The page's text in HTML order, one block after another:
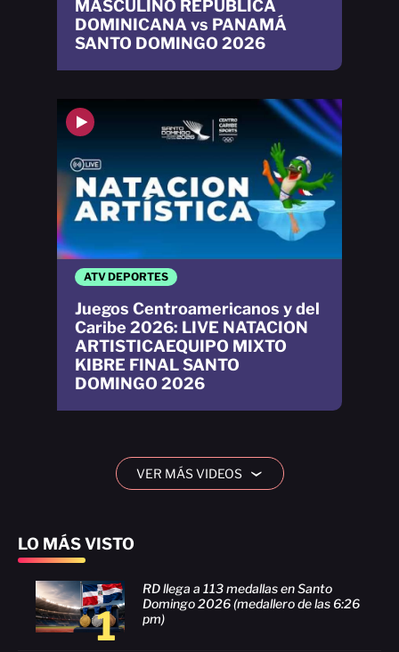
LO MÁS VISTO
1
RD llega a 113 medallas en Santo
Domingo 2026 (medallero de las 6:26
pm)
ATV DEPORTES
Juegos Centroamericanos y del
Caribe 2026: LIVE NATACION
ARTISTICAEQUIPO MIXTO
KIBRE FINAL SANTO
DOMINGO 2026
MASCULINO REPÚBLICA
DOMINICANA vs PANAMÁ
SANTO DOMINGO 2026
VER MÁS VIDEOS ›